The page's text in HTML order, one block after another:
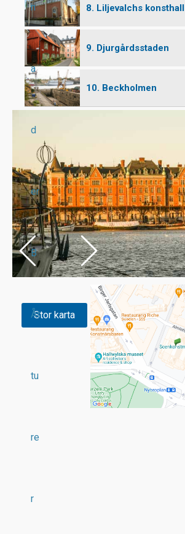
n
a
d
er
B
Åt
tu
re
r
8. Liljevalchs konsthall
9. Djurgårdsstaden
10. Beckholmen
Stor karta